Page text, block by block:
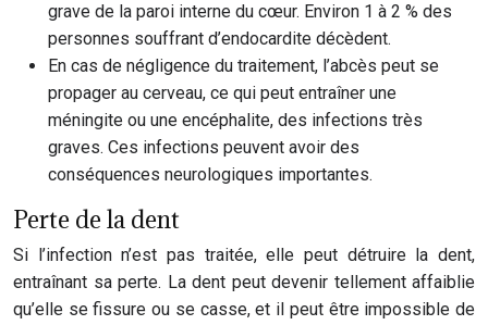
grave de la paroi interne du cœur. Environ 1 à 2 % des
personnes souffrant d’endocardite décèdent.
En cas de négligence du traitement, l’abcès peut se
propager au cerveau, ce qui peut entraîner une
méningite ou une encéphalite, des infections très
graves. Ces infections peuvent avoir des
conséquences neurologiques importantes.
Perte de la dent
Si l’infection n’est pas traitée, elle peut détruire la dent,
entraînant sa perte. La dent peut devenir tellement affaiblie
qu’elle se fissure ou se casse, et il peut être impossible de